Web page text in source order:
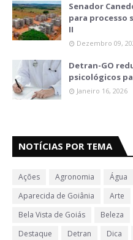
Senador
para processo
II
Dezembro 09,
Detran-GO
psicológicos
Janeiro 16, 2026
NOTÍCIAS POR TEMA
Ações Agronomia Água
Aparecida de Goiânia
Arte
Bela Vista de Goiás
Beleza
Destaque
Detran Dica